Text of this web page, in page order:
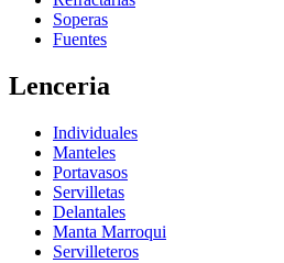
Soperas
Fuentes
Lenceria
Individuales
Manteles
Portavasos
Servilletas
Delantales
Manta Marroqui
Servilleteros